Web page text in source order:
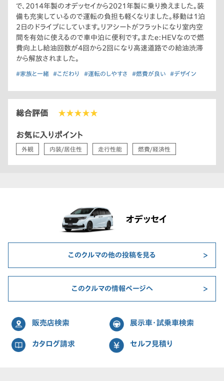
で、2014年製のオデッセイから2021年製に乗り換えました。装
備も充実しているので運転の負担も軽くなりました。移動は1泊
2日のドライブにしています。リアシートがフラットになり室内空
間を有効に使えるので車中泊に便利です。またe:HEVなので燃
費向上し給油回数が4回から2回になり高速道路での給油渋滞
から解放されました。
#家族と一緒 #こだわり #運転のしやすさ #燃費が良い #デザイン
総合評価 ★★★★★
お気に入りポイント
外観 内装/居住性 走行性能 燃費/経済性
オデッセイ
このクルマの他の投稿を見る
このクルマの情報ページへ
販売店検索 展示車・試乗車検索
カタログ請求 セルフ見積り